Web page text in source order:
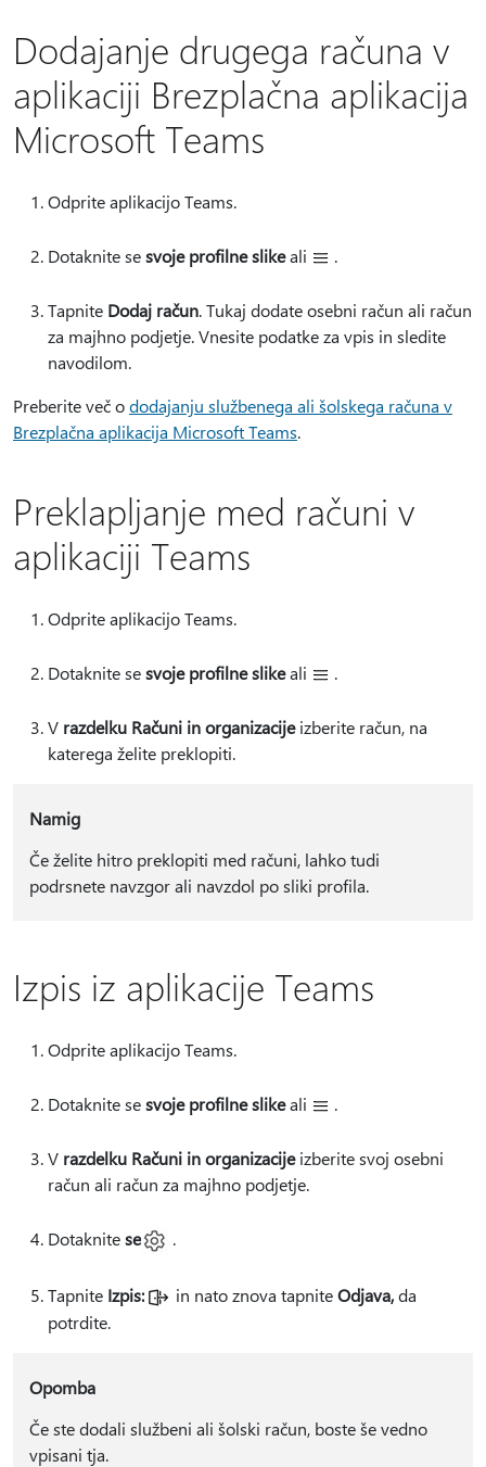
Dodajanje drugega računa v
aplikaciji Brezplačna aplikacija
Microsoft Teams
Odprite aplikacijo Teams.
Dotaknite sesvoje profilne slikeali .
Tapnite Dodaj račun. Tukaj dodate osebni račun ali račun
za majhno podjetje. Vnesite podatke za vpis in sledite
navodilom.
Preberite več ododajanju službenega ali šolskega računa v
Brezplačna aplikacija Microsoft Teams.
Preklapljanje med računi v
aplikaciji Teams
Odprite aplikacijo Teams.
Dotaknite sesvoje profilne slikeali .
V razdelku Računi in organizacijeizberite račun, na
katerega želite preklopiti.
Namig
Če želite hitro preklopiti med računi, lahko tudi
podrsnete navzgor ali navzdol po sliki profila.
Izpis iz aplikacije Teams
Odprite aplikacijo Teams.
Dotaknite sesvoje profilne slikeali .
V razdelku Računi in organizacijeizberite svoj osebni
račun ali račun za majhno podjetje.
Dotaknitese .
Tapnite Izpis: in nato znova tapniteOdjava,da
potrdite.
Opomba
Če ste dodali službeni ali šolski račun, boste še vedno
vpisani tja.